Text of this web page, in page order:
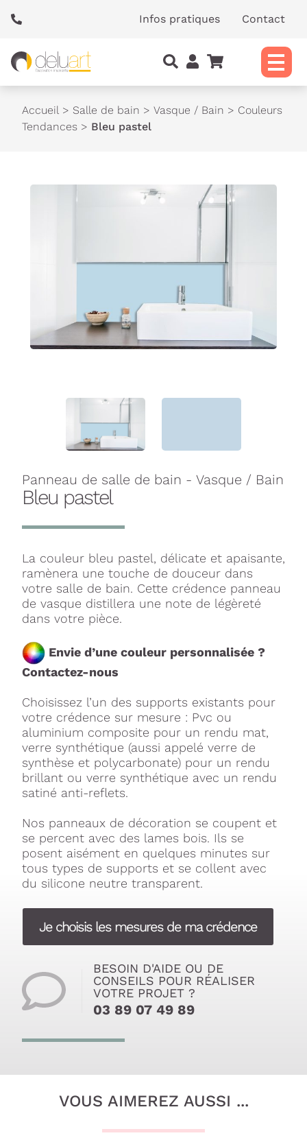
Infos pratiques Contact
Accueil > Salle de bain > Vasque / Bain > Couleurs
Tendances > Bleu pastel
Panneau de salle de bain - Vasque / Bain
Bleu pastel
La couleur bleu pastel, délicate et apaisante,
ramènera une touche de douceur dans
votre salle de bain. Cette crédence panneau
de vasque distillera une note de légèreté
dans votre pièce.
Envie d’une couleur personnalisée ?
Contactez-nous
Choisissez l’un des supports existants pour
votre crédence sur mesure : Pvc ou
aluminium composite pour un rendu mat,
verre synthétique (aussi appelé verre de
synthèse et polycarbonate) pour un rendu
brillant ou verre synthétique avec un rendu
satiné anti-reflets.
Nos panneaux de décoration se coupent et
se percent avec des lames bois. Ils se
posent aisément en quelques minutes sur
tous types de supports et se collent avec
du silicone neutre transparent.
Je choisis les mesures de ma crédence
BESOIN D'AIDE OU DE
CONSEILS POUR RÉALISER
VOTRE PROJET ?
03 89 07 49 89
VOUS AIMEREZ AUSSI ...